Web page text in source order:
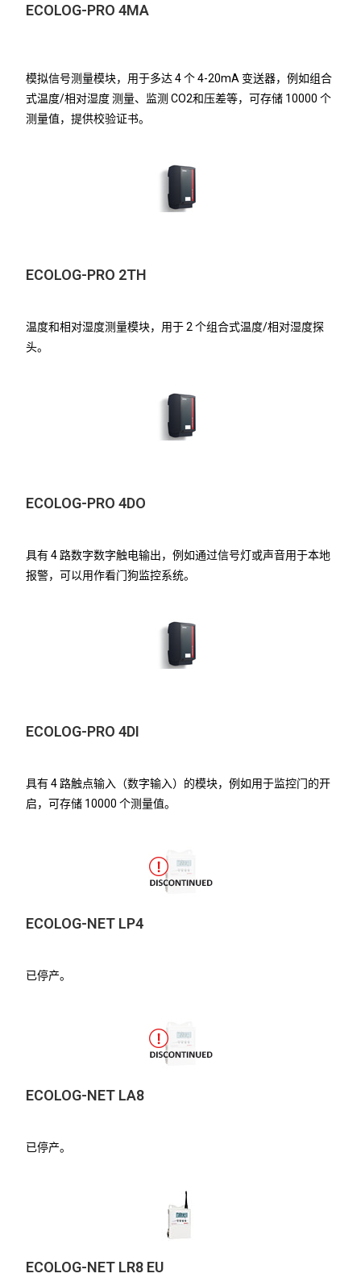
ECOLOG-PRO 4MA
模拟信号测量模块，用于多达 4 个 4-20mA 变送器，例如组合
式温度/相对湿度 测量、监测 CO2和压差等，可存储 10000 个
测量值，提供校验证书。
ECOLOG-PRO 2TH
温度和相对湿度测量模块，用于 2 个组合式温度/相对湿度探
头。
ECOLOG-PRO 4DO
具有 4 路数字数字触电输出，例如通过信号灯或声音用于本地
报警，可以用作看门狗监控系统。
ECOLOG-PRO 4DI
具有 4 路触点输入（数字输入）的模块，例如用于监控门的开
启，可存储 10000 个测量值。
ECOLOG-NET LP4
已停产。
ECOLOG-NET LA8
已停产。
ECOLOG-NET LR8 EU